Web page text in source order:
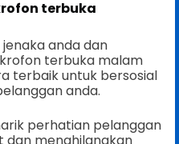
terbuka
anda dan
terbuka malam
terbaik untuk bersosial
anda.
perhatian pelanggan